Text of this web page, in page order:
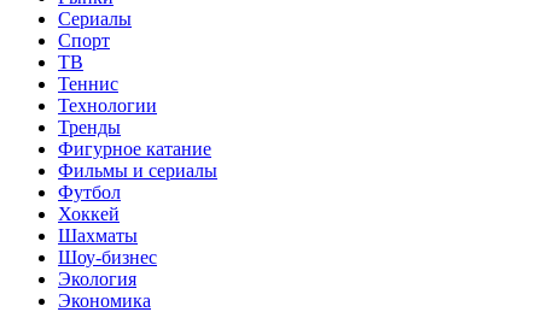
Сериалы
Спорт
ТВ
Теннис
Технологии
Тренды
Фигурное катание
Фильмы и сериалы
Футбол
Хоккей
Шахматы
Шоу-бизнес
Экология
Экономика